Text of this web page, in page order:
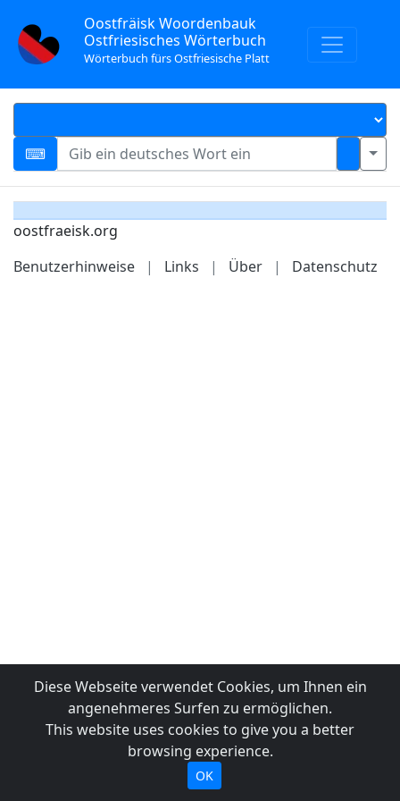
Oostfräisk Woordenbauk
Ostfriesisches Wörterbuch
Wörterbuch fürs Ostfriesische Platt
oostfraeisk.org
Benutzerhinweise
| Links | Über | Datenschutz
Diese Webseite verwendet Cookies, um Ihnen ein
angenehmeres Surfen zu ermöglichen.
This website uses cookies to give you a better
browsing experience.
OK